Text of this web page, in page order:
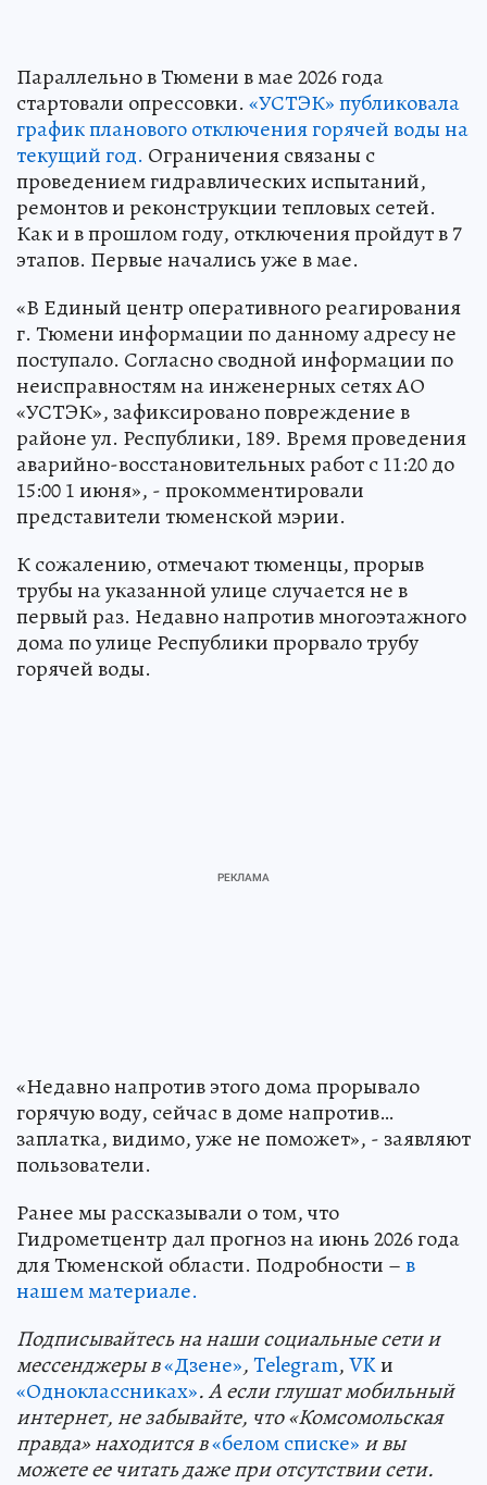
Параллельно в Тюмени в мае 2026 года
стартовали опрессовки. «УСТЭК» публиковала
график планового отключения горячей воды на
текущий год. Ограничения связаны с
проведением гидравлических испытаний,
ремонтов и реконструкции тепловых сетей.
Как и в прошлом году, отключения пройдут в 7
этапов. Первые начались уже в мае.
«В Единый центр оперативного реагирования
г. Тюмени информации по данному адресу не
поступало. Согласно сводной информации по
неисправностям на инженерных сетях АО
«УСТЭК», зафиксировано повреждение в
районе ул. Республики, 189. Время проведения
аварийно-восстановительных работ с 11:20 до
15:00 1 июня», - прокомментировали
представители тюменской мэрии.
К сожалению, отмечают тюменцы, прорыв
трубы на указанной улице случается не в
первый раз. Недавно напротив многоэтажного
дома по улице Республики прорвало трубу
горячей воды.
«Недавно напротив этого дома прорывало
горячую воду, сейчас в доме напротив…
заплатка, видимо, уже не поможет», - заявляют
пользователи.
Ранее мы рассказывали о том, что
Гидрометцентр дал прогноз на июнь 2026 года
для Тюменской области. Подробности –в
нашем материале.
Подписывайтесь на наши социальные сети и
мессенджеры в«Дзене»,Telegram,VKи
«Одноклассниках». А если глушат мобильный
интернет, не забывайте, что «Комсомольская
правда» находится в«белом списке» и вы
можете ее читать даже при отсутствии сети.